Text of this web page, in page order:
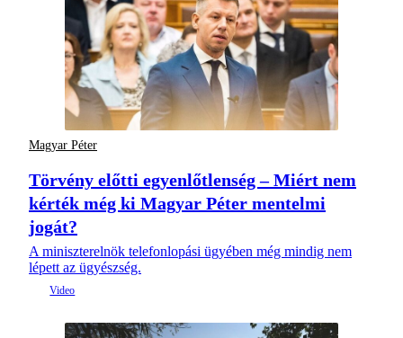
Magyar Péter
Törvény előtti egyenlőtlenség – Miért nem
kérték még ki Magyar Péter mentelmi
jogát?
A miniszterelnök telefonlopási ügyében még mindig nem
lépett az ügyészség.